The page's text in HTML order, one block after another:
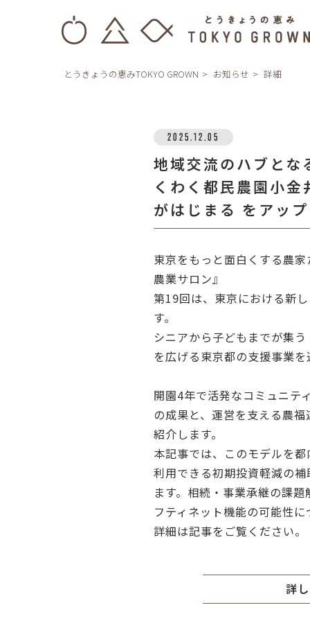
とうきょうの恵みTOKYO GROWN お知らせ 詳細
2025.12.05
地域交流のハブと
くわく都民農園小
がはじまる をアッ
東京をもっと面白くする農
農業サロン』
第19回は、東京における新
す。
シニアから子どもまでが集
を広げる東京都の支援事業を
開園4年で活発なコミュニテ
の成果と、運営を支える農
紹介します。
本記事では、このモデルを
利用できる初期投資軽減の
ます。相続・事業承継の課
フティネット機能の可能性
詳細は記事をご覧ください。
詳